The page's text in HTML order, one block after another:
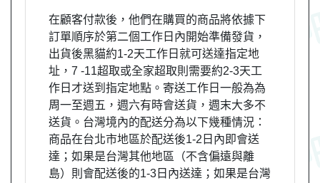
在顧客付款後，他們在購買的商品將依據下
訂單順序於第二個工作日內開始準備發貨，
出貨後黑貓約1-2天工作日就可送達指定地
址，7 -11超取或全家超取則需要約2-3天工
作日才送到指定地點。寄送工作日一般為為
周一至週五，週六有時會送貨，週末大多不
送貨。台灣境內的配送分為以下幾種情況：
商品在台北市地區於配送後1-2日內即會送
達；如果是台灣其他地區（不含偏遠與離
島）則會配送後的1-3日內送達；如果是台灣